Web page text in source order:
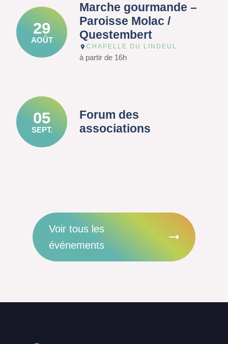
29
AOÛT
Marche gourmande –
Paroisse Molac /
Questembert
CHAPELLE DU LINDEUL
à partir de 16h
05
SEPT.
Forum des
associations
Voir tous les
événements